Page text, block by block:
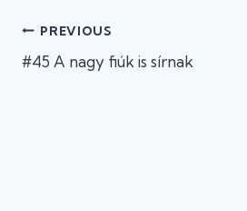
Bejegyzés
navigáció
PREVIOUS
#45 A nagy fiúk is sírnak